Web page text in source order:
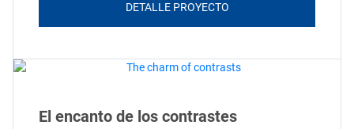
DETALLE PROYECTO
El encanto de los contrastes